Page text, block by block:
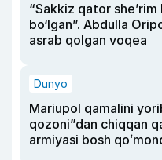
“Sakkiz qator
bo‘lgan”. Abdulla
asrab qolgan voqea
Dunyo
Mariupol qamalini
qozoni”dan chiqqan
armiyasi bosh